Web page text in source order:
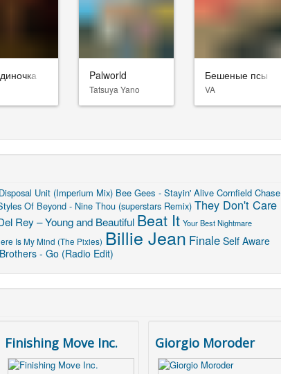
Palworld
Tatsuya Yano
Бешеные псы
VA
Disposal Unit (Imperium Mix) Bee Gees - Stayin' Alive Cornfield Chase
Of Beyond - Nine Thou (superstars Remix) They Don't Care
Rey – Young and Beautiful Beat It Your Best Nightmare
Is My Mind (The Pixies) Billie Jean Finale Self Aware
- Go (Radio Edit)
Finishing Move Inc. Giorgio Moroder